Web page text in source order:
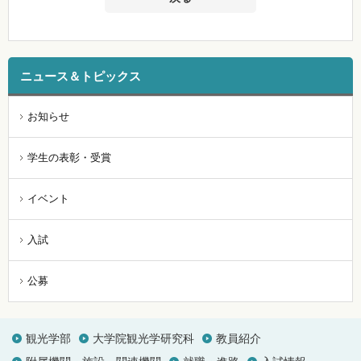
ニュース＆トピックス
お知らせ
学生の表彰・受賞
イベント
入試
公募
観光学部 大学院観光学研究科
教員紹介